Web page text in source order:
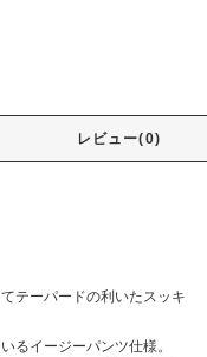
レビュー(0)
テーパードの利いたスッキ
るイージーパンツ仕様。